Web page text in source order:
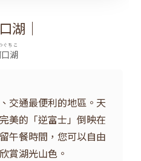
湖｜
湖
ぐちこ
交通最便利的地區。天
美的「逆富士」倒映在
午餐時間，您可以自由
賞湖光山色。